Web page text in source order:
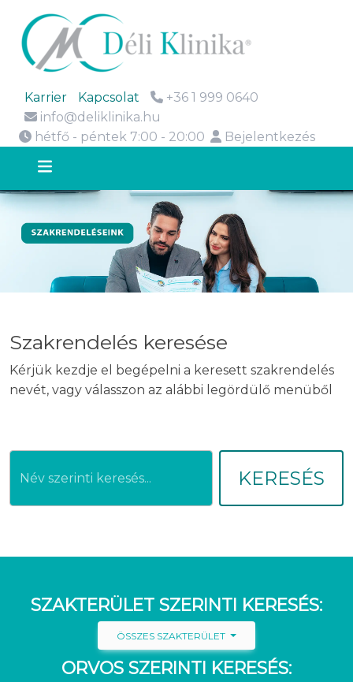
Karrier Kapcsolat
+36 1 999 0640
info@deliklinika.hu
hétfő - péntek 7:00 - 20:00
Bejelentkezés
Szakrendelés keresése
Kérjük kezdje el begépelni a keresett szakrendelés
nevét, vagy válasszon az alábbi legördülő menüből
KERESÉS
SZAKTERÜLET SZERINTI KERESÉS:
ÖSSZES SZAKTERÜLET
ORVOS SZERINTI KERESÉS: